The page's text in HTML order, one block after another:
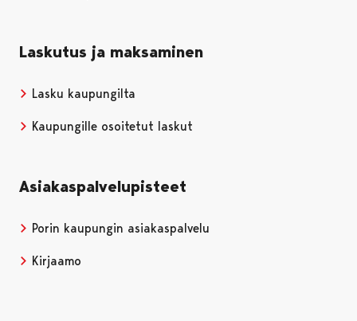
Laskutus ja maksaminen
Lasku kaupungilta
Kaupungille osoitetut laskut
Asiakaspalvelupisteet
Porin kaupungin asiakaspalvelu
Kirjaamo